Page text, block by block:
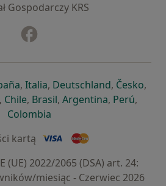
Gospodarczy KRS
nowej karcie
się w nowej karcie
otwiera się w nowej karcie
, Italiaotwiera się w nowej
, Deutschlandotwiera się
, Česko,
w nowej karcie
otwiera się w nowej karcie
, Chileotwiera się w nowej karcie
, Brasilotwiera się w nowej
, Argentinaotwiera się
, Perú,
Colombia
kartą
(UE) 2022/2065 (DSA) art. 24:
miesiąc - Czerwiec 2026